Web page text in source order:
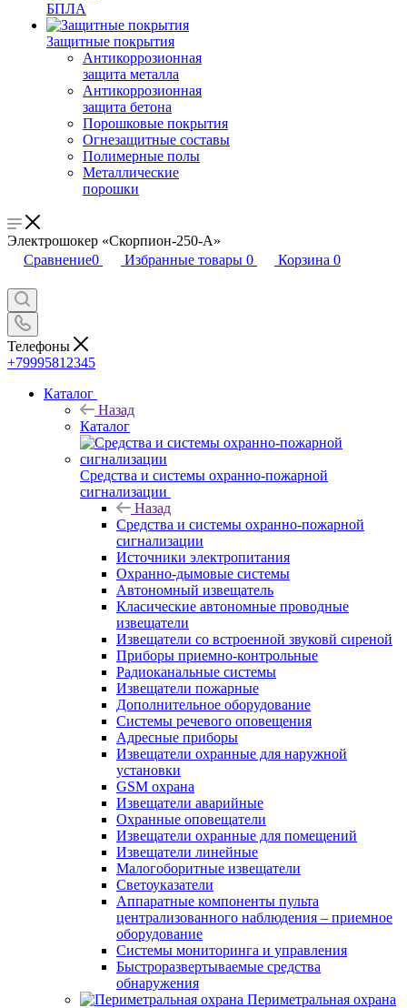
БПЛА
Защитные покрытия
Антикоррозионная
защита металла
Антикоррозионная
защита бетона
Порошковые покрытия
Огнезащитные составы
Полимерные полы
Металлические
порошки
Электрошокер «Скорпион-250-А»
Сравнение0 Избранные товары 0 Корзина 0
Телефоны
+79995812345
Каталог
Назад
Каталог
Средства и системы охранно-пожарной
сигнализации
Назад
Средства и системы охранно-пожарной
сигнализации
Источники электропитания
Охранно-дымовые системы
Автономный извещатель
Класические автономные проводные
извещатели
Извещатели со встроенной звуковй сиреной
Приборы приемно-контрольные
Радиоканальные системы
Извещатели пожарные
Дополнительное оборудование
Системы речевого оповещения
Адресные приборы
Извещатели охранные для наружной
установки
GSM охрана
Извещатели аварийные
Охранные оповещатели
Извещатели охранные для помещений
Извещатели линейные
Малогоборитные извещатели
Светоуказатели
Аппаратные компоненты пульта
централизованного наблюдения – приемное
оборудование
Системы мониторинга и управления
Быстроразвертываемые средства
обнаружения
Периметральная охрана